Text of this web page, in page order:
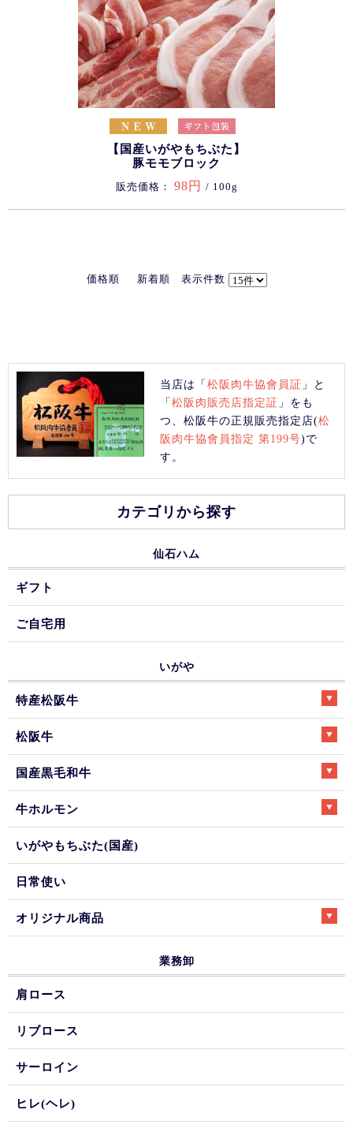
【国産いがやもちぶた】
豚モモブロック
販売価格： 98円 / 100g
価格順 新着順 表示件数
当店は「松阪肉牛協會員証 」と
「松阪肉販売店指定証 」をも
つ、松阪牛の正規販売指定店(松
阪肉牛協會員指定 第199号)で
す。
カテゴリから探す
仙石ハム
ギフト
ご自宅用
いがや
特産松阪牛
松阪牛
国産黒毛和牛
牛ホルモン
いがやもちぶた(国産)
日常使い
オリジナル商品
業務卸
肩ロース
リブロース
サーロイン
ヒレ(ヘレ)